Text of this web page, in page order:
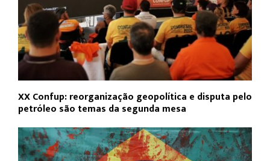
XX Confup: reorganização geopolítica e disputa pelo
petróleo são temas da segunda mesa